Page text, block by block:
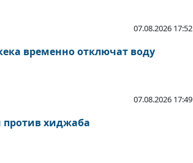
07.08.2026 17:52
временно отключат воду
07.08.2026 17:49
против хиджаба